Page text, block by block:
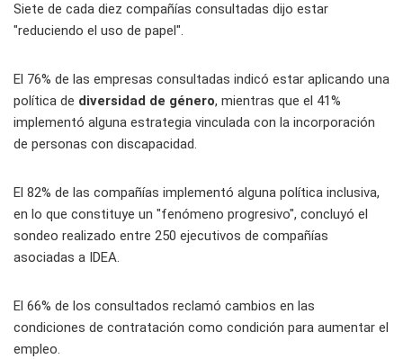
Siete de cada diez compañías consultadas dijo estar
"reduciendo el uso de papel".
El 76% de las empresas consultadas indicó estar aplicando una
política de diversidad de género, mientras que el 41%
implementó alguna estrategia vinculada con la incorporación
de personas con discapacidad.
El 82% de las compañías implementó alguna política inclusiva,
en lo que constituye un "fenómeno progresivo", concluyó el
sondeo realizado entre 250 ejecutivos de compañías
asociadas a IDEA.
El 66% de los consultados reclamó cambios en las
condiciones de contratación como condición para aumentar el
empleo.